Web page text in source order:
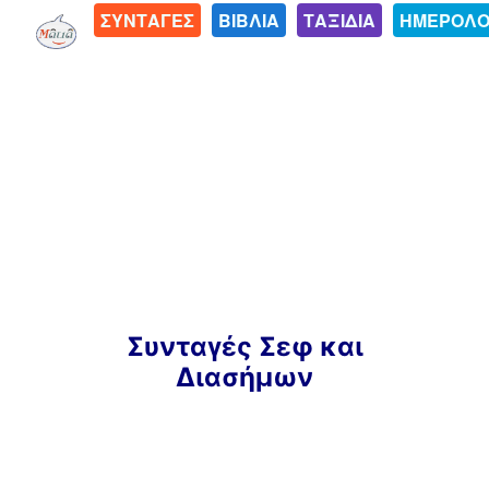
ΣΥΝΤΑΓΕΣ ΒΙΒΛΙΑ ΤΑΞΙΔΙΑ
Συνταγές Σεφ και
Διασήμων